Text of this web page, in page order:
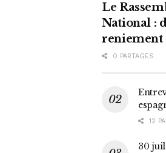
Le
National :
reniement
0 PARTAGES
12
30